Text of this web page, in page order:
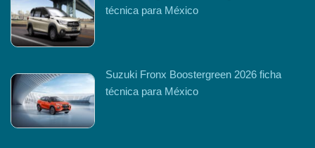
técnica para México
Suzuki Fronx Boostergreen 2026 ficha
técnica para México